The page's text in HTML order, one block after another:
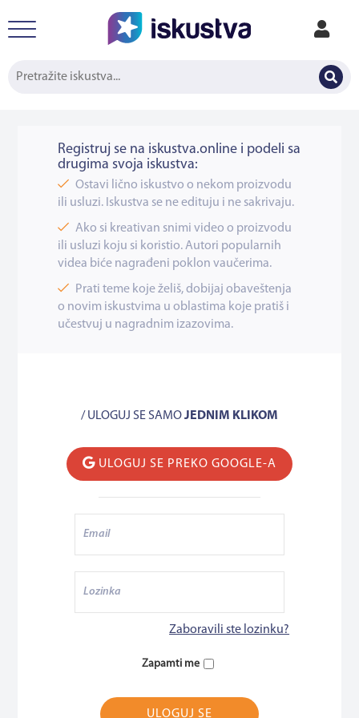
/ ULOGUJ SE SAMOJEDNIM KLIKOM
ULOGUJ SE PREKO GOOGLE-A
Zaboravili ste lozinku?
Zapamti me
ULOGUJ SE
Registruj se na iskustva.online i podeli sa
drugima svoja iskustva:
Ostavi lično iskustvo o nekom proizvodu
ili usluzi. Iskustva se ne edituju i ne sakrivaju.
Ako si kreativan snimi video o proizvodu
ili usluzi koju si koristio. Autori popularnih
videa biće nagrađeni poklon vaučerima.
Prati teme koje želiš, dobijaj obaveštenja
o novim iskustvima u oblastima koje pratiš i
učestvuj u nagradnim izazovima.